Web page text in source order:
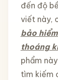
đến độ
viết này,
bảo
thoáng
phẩm
tìm kiếm